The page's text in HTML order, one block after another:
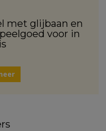
met glijbaan en
voor in